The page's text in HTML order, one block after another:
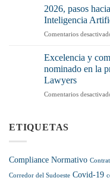
2026, pasos
Inteligencia
Comentarios
Excelencia y
nominado en la
Lawyers
Comentarios
ETIQUETAS
Compliance Normativo
Corredor del Sudoeste Covid-19